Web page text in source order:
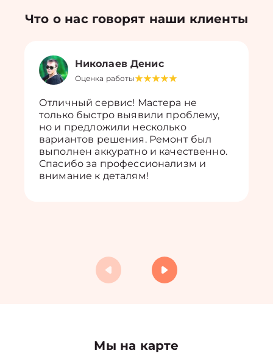
Что о нас говорят наши клиенты
Николаев Денис
Оценка работы
Отличный сервис! Мастера не
только быстро выявили проблему,
но и предложили несколько
вариантов решения. Ремонт был
выполнен аккуратно и качественно.
Спасибо за профессионализм и
внимание к деталям!
Мы на карте